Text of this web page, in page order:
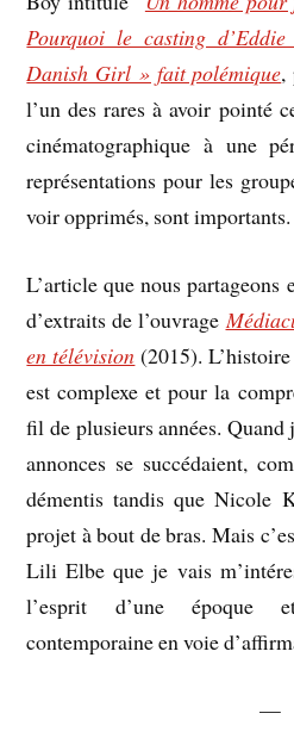
Pourquoi le casting
Danish Girl » fait polémique,
l’un des rares à avoir pointé
cinématographique à une
représentations pour les
voir opprimés, sont importants.
L’article que nous partageons
d’extraits de l’ouvrage
en télévision (2015).
est complexe et pour la
fil de plusieurs années. Quand
annonces se succédaient,
démentis tandis que Nicole
projet à bout de bras. Mais
Lili Elbe que je vais
l’esprit d’une époque
contemporaine en voie
—